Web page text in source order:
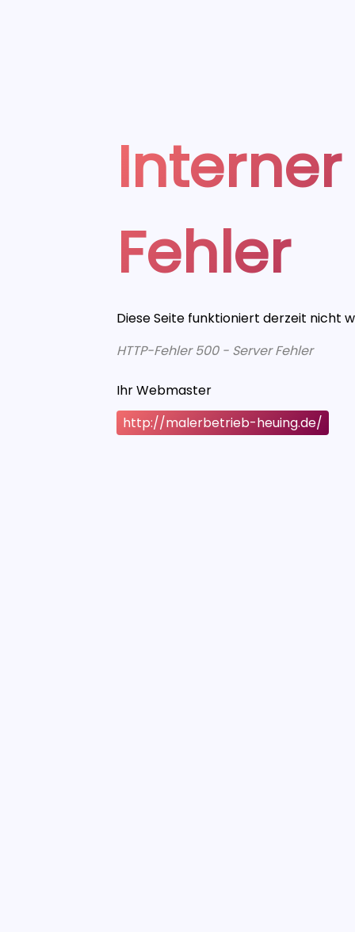
Fehler
Diese Seite funktioniert derzeit nicht
HTTP-Fehler 500 - Server Fehler
Ihr Webmaster
http://malerbetrieb-heuing.de/